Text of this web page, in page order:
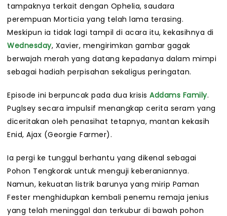
tampaknya terkait dengan Ophelia, saudara
perempuan Morticia yang telah lama terasing.
Meskipun ia tidak lagi tampil di acara itu, kekasihnya di
Wednesday, Xavier, mengirimkan gambar gagak
berwajah merah yang datang kepadanya dalam mimpi
sebagai hadiah perpisahan sekaligus peringatan.
Episode ini berpuncak pada dua krisis Addams Family.
Puglsey secara impulsif menangkap cerita seram yang
diceritakan oleh penasihat tetapnya, mantan kekasih
Enid, Ajax (Georgie Farmer).
Ia pergi ke tunggul berhantu yang dikenal sebagai
Pohon Tengkorak untuk menguji keberaniannya.
Namun, kekuatan listrik barunya yang mirip Paman
Fester menghidupkan kembali penemu remaja jenius
yang telah meninggal dan terkubur di bawah pohon